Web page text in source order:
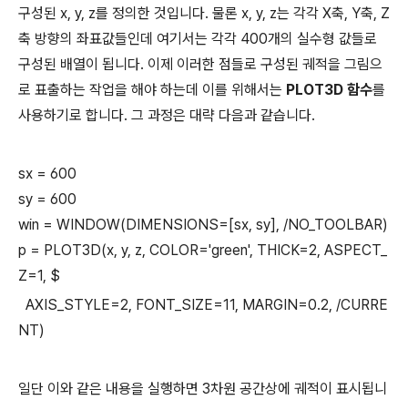
구성된 x, y, z를 정의한 것입니다. 물론 x, y, z는 각각 X축, Y축, Z
축 방향의 좌표값들인데 여기서는 각각 400개의 실수형 값들로
구성된 배열이 됩니다. 이제 이러한 점들로 구성된 궤적을 그림으
로 표출하는 작업을 해야 하는데 이를 위해서는 PLOT3D 함수를
사용하기로 합니다. 그 과정은 대략 다음과 같습니다.
sx = 600
sy = 600
win = WINDOW(DIMENSIONS=[sx, sy], /NO_TOOLBAR)
p = PLOT3D(x, y, z, COLOR='green', THICK=2, ASPECT_
Z=1, $
AXIS_STYLE=2, FONT_SIZE=11, MARGIN=0.2, /CURRE
NT)
일단 이와 같은 내용을 실행하면 3차원 공간상에 궤적이 표시됩니